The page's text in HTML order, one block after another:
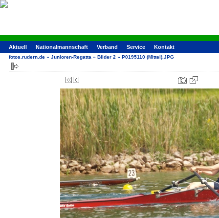
Aktuell Nationalmannschaft Verband Service Kontakt
fotos.rudern.de » Junioren-Regatta » Bilder 2 » P0195110 (Mittel).JPG